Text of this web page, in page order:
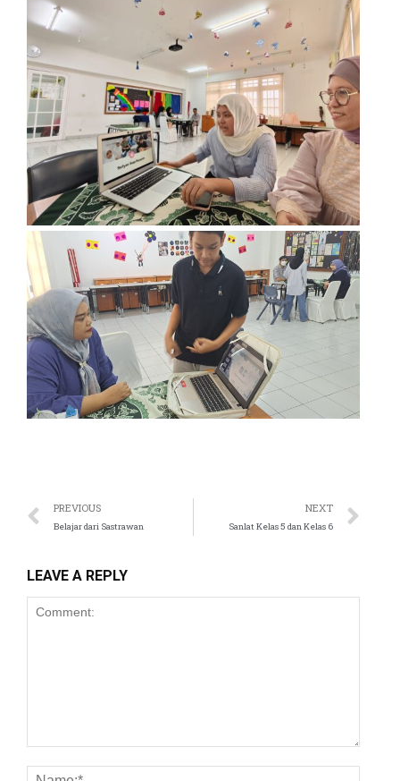
PREVIOUS
Belajar dari Sastrawan
NEXT
Sanlat Kelas 5 dan Kelas 6
LEAVE A REPLY